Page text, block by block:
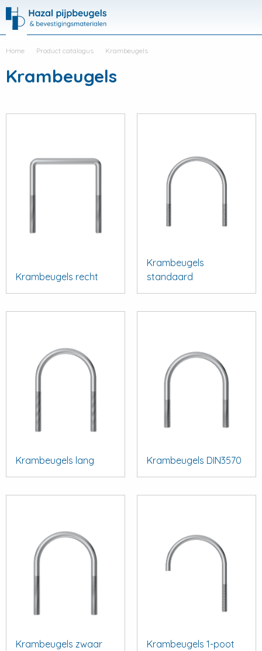
Hazal
Home Product catalogus Krambeugels
Krambeugels
Krambeugels recht
Krambeugels
standaard
Krambeugels lang Krambeugels DIN3570
Krambeugels zwaar Krambeugels 1-poot